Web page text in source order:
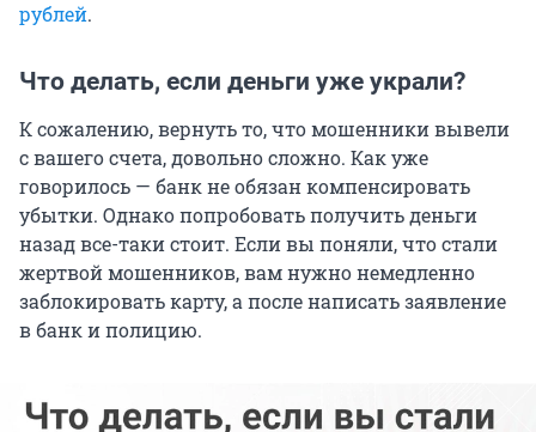
рублей.
Что делать, если деньги уже украли?
К сожалению, вернуть то, что мошенники вывели
с вашего счета, довольно сложно. Как уже
говорилось — банк не обязан компенсировать
убытки. Однако попробовать получить деньги
назад все-таки стоит. Если вы поняли, что стали
жертвой мошенников, вам нужно немедленно
заблокировать карту, а после написать заявление
в банк и полицию.